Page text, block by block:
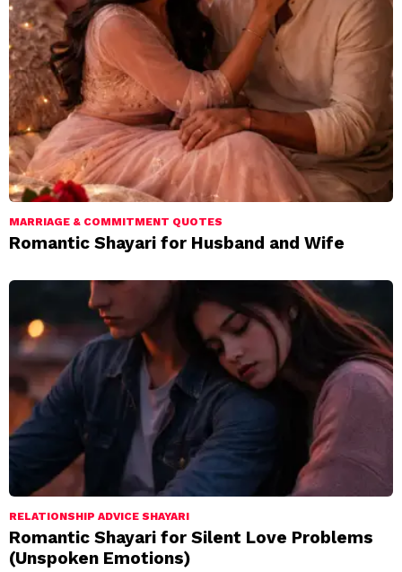
MARRIAGE & COMMITMENT QUOTES
Romantic Shayari for Husband and Wife
RELATIONSHIP ADVICE SHAYARI
Romantic Shayari for Silent Love Problems
(Unspoken Emotions)